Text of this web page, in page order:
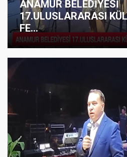
ANAMUR BELEDİYESİ
17.ULUSLARARASI
FE...